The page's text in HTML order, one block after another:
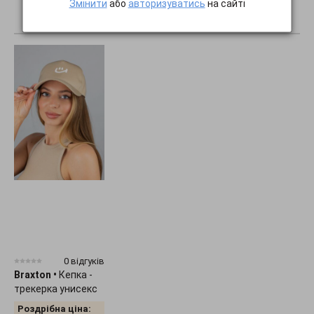
0 відгуків
Braxton • Кепка -
трекерка унисекс
"Smile" 1536
Роздрібна ціна:
Змінити або авторизуватись на сайті